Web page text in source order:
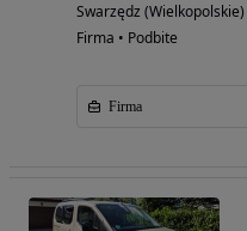
Swarzędz (Wielkopolskie)
Firma • Podbite
Firma